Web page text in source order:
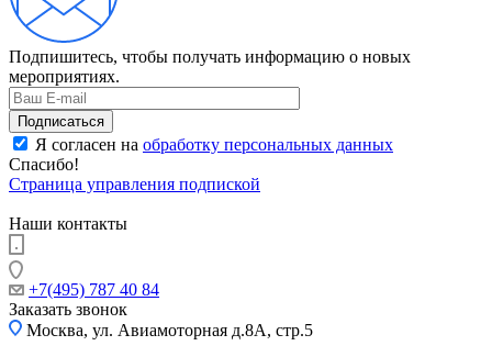
Подпишитесь, чтобы получать информацию о новых
мероприятиях.
Я согласен на обработку персональных данных
Спасибо!
Страница управления подпиской
Наши контакты
+7(495) 787 40 84
Заказать звонок
Москва, ул. Авиамоторная д.8А, стр.5